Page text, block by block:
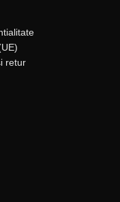
retur